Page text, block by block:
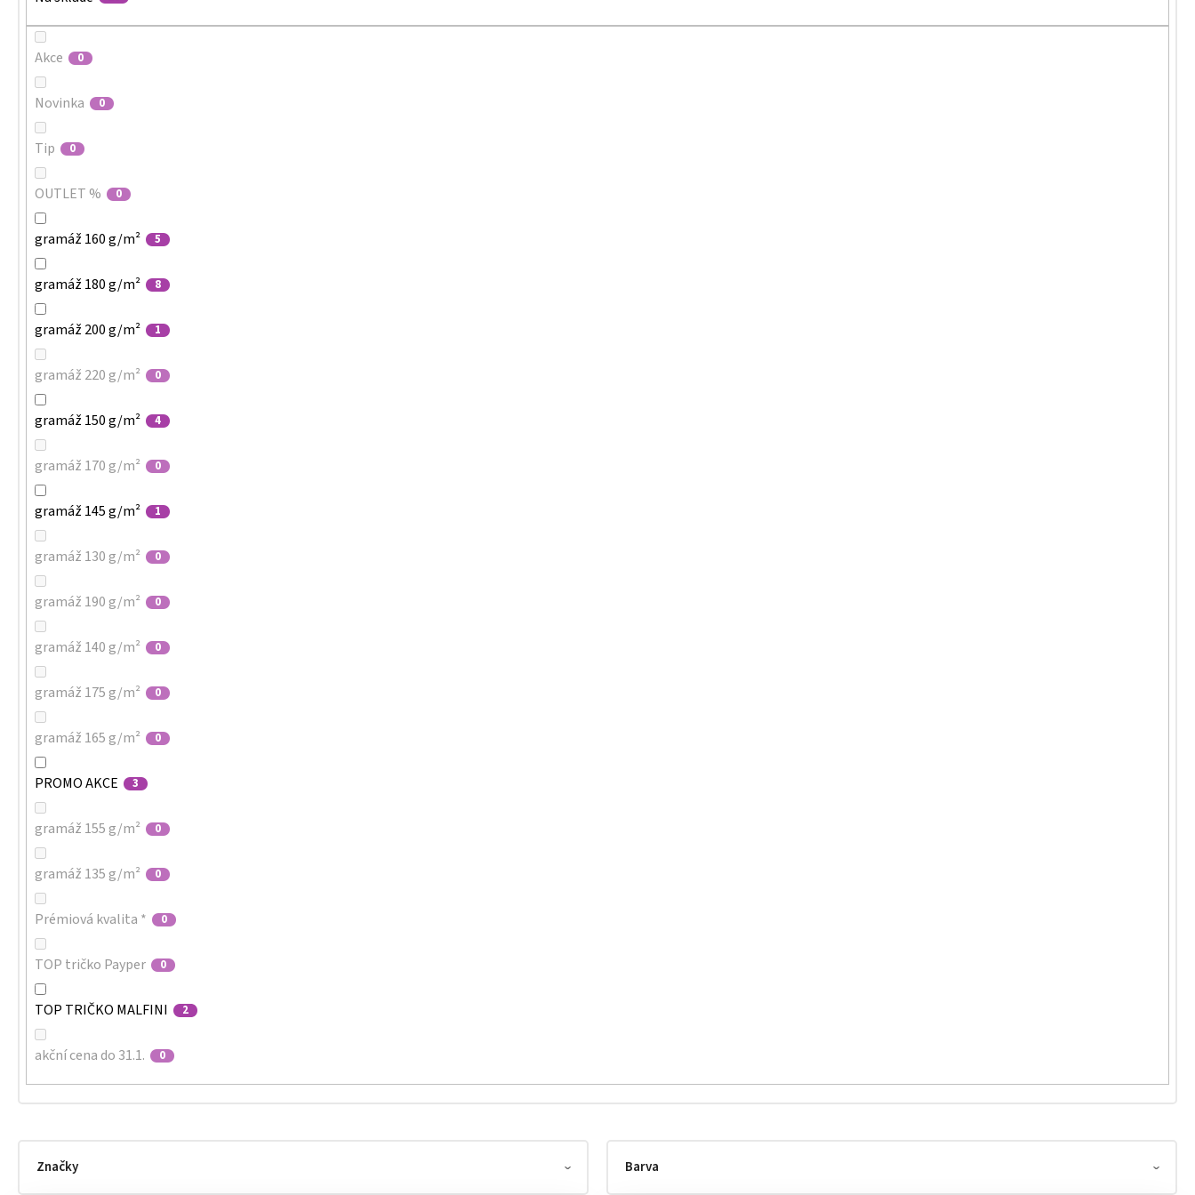
Akce 0
Novinka 0
Tip 0
OUTLET % 0
gramáž 160 g/m² 5
gramáž 180 g/m² 8
gramáž 200 g/m² 1
gramáž 220 g/m² 0
gramáž 150 g/m² 4
gramáž 170 g/m² 0
gramáž 145 g/m² 1
gramáž 130 g/m² 0
gramáž 190 g/m² 0
gramáž 140 g/m² 0
gramáž 175 g/m² 0
gramáž 165 g/m² 0
PROMO AKCE 3
gramáž 155 g/m² 0
gramáž 135 g/m² 0
Prémiová kvalita * 0
TOP tričko Payper 0
TOP TRIČKO MALFINI 2
akční cena do 31.1. 0
Značky Barva